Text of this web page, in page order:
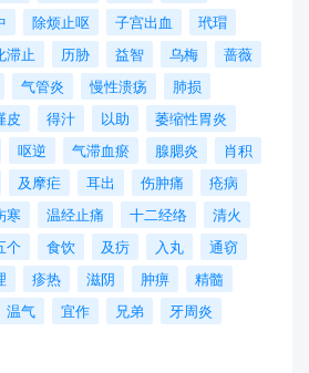
除烦止呕 子宫出血
玳瑁
滞止 历胁 益智 乌梅
蔷薇
气管炎 慢性溃疡
肺损
皮 得汁 以助
萎缩性胃炎
呕逆 气滞血瘀 腺腮炎
肖积
及摩疟 耳出 伤肿痛
疮病
寒 温经止痛 十二经络
清火
个 食饮 及疠 入丸
通窃
疹热 滋阴 肿痹
精髓
温气 宜作 兄弟
牙周炎